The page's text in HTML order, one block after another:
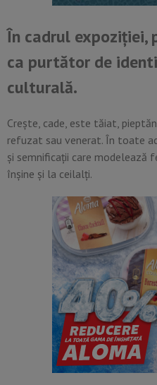
În cadrul expoziției,
ca purtător de
culturală.
Crește, cade, este tăiat,
refuzat sau venerat. În toate
și semnificații care modelează
înșine și la ceilalți.